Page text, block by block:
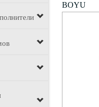
BOYU